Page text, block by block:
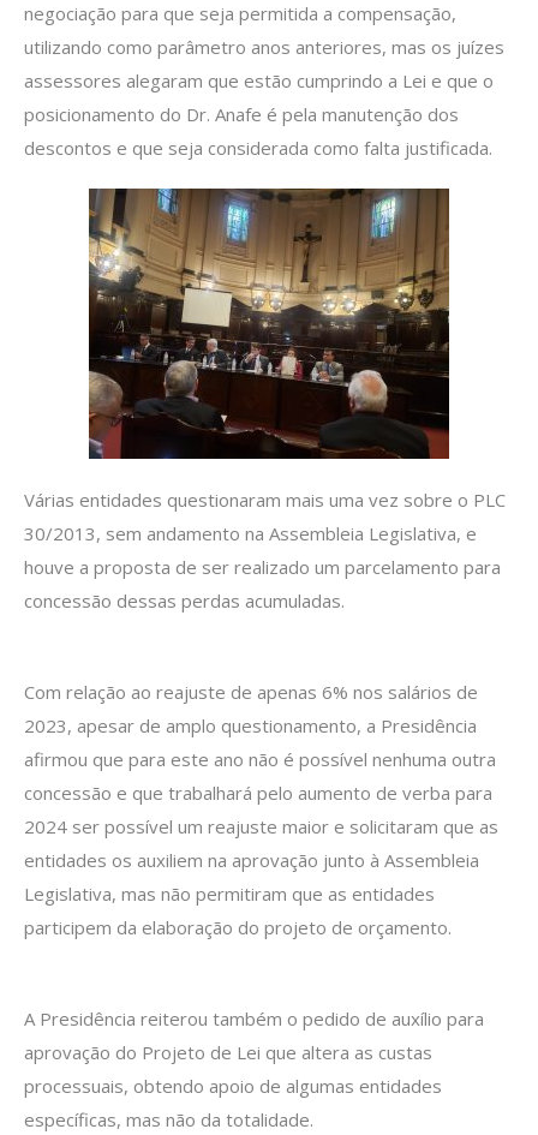
negociação para que seja permitida a compensação,
utilizando como parâmetro anos anteriores, mas os juízes
assessores alegaram que estão cumprindo a Lei e que o
posicionamento do Dr. Anafe é pela manutenção dos
descontos e que seja considerada como falta justificada.
Várias entidades questionaram mais uma vez sobre o PLC
30/2013, sem andamento na Assembleia Legislativa, e
houve a proposta de ser realizado um parcelamento para
concessão dessas perdas acumuladas.
Com relação ao reajuste de apenas 6% nos salários de
2023, apesar de amplo questionamento, a Presidência
afirmou que para este ano não é possível nenhuma outra
concessão e que trabalhará pelo aumento de verba para
2024 ser possível um reajuste maior e solicitaram que as
entidades os auxiliem na aprovação junto à Assembleia
Legislativa, mas não permitiram que as entidades
participem da elaboração do projeto de orçamento.
A Presidência reiterou também o pedido de auxílio para
aprovação do Projeto de Lei que altera as custas
processuais, obtendo apoio de algumas entidades
específicas, mas não da totalidade.